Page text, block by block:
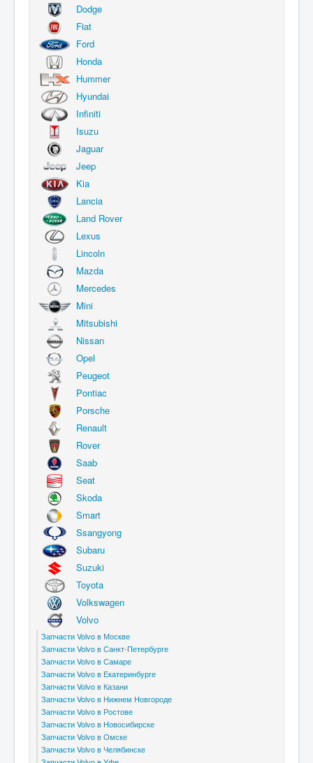
Dodge
Fiat
Ford
Honda
Hummer
Hyundai
Infiniti
Isuzu
Jaguar
Jeep
Kia
Lancia
Land Rover
Lexus
Lincoln
Mazda
Mercedes
Mini
Mitsubishi
Nissan
Opel
Peugeot
Pontiac
Porsche
Renault
Rover
Saab
Seat
Skoda
Smart
Ssangyong
Subaru
Suzuki
Toyota
Volkswagen
Volvo
Запчасти Volvo в Москве
Запчасти Volvo в Санкт-Петербурге
Запчасти Volvo в Самаре
Запчасти Volvo в Екатеринбурге
Запчасти Volvo в Казани
Запчасти Volvo в Нижнем Новгороде
Запчасти Volvo в Ростове
Запчасти Volvo в Новосибирске
Запчасти Volvo в Омске
Запчасти Volvo в Челябинске